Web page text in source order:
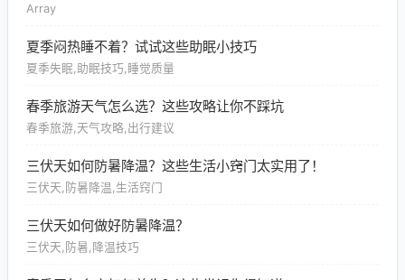
Array
夏季闷热睡不着？试试这些助眠小技巧
夏季失眠,助眠技巧,睡觉质量
春季旅游天气怎么选？这些攻略让你不踩坑
春季旅游,天气攻略,出行建议
三伏天如何防暑降温？这些生活小窍门太实用了！
三伏天,防暑降温,生活窍门
三伏天如何做好防暑降温？
三伏天,防暑,降温技巧